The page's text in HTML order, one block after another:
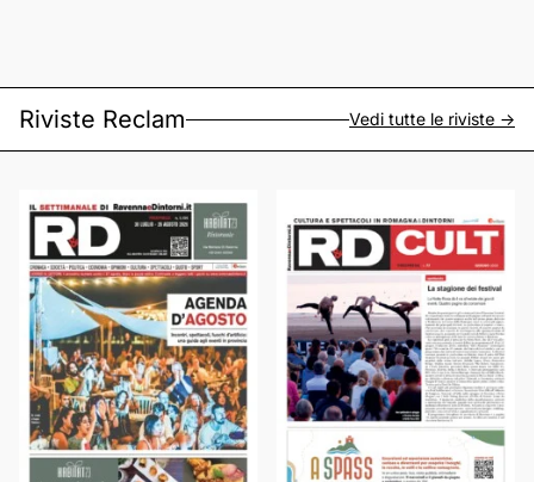
Riviste Reclam Vedi tutte le riviste ->